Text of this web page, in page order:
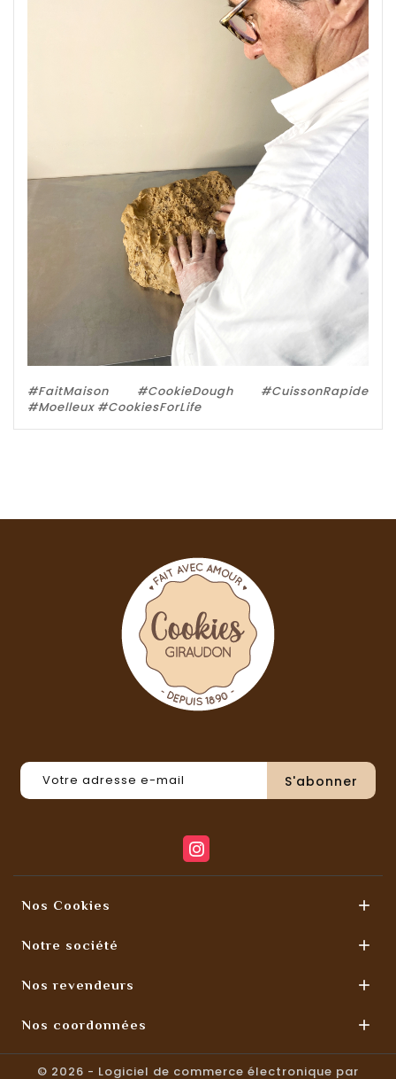
#FaitMaison #CookieDough #CuissonRapide
#Moelleux #CookiesForLife
Nos Cookies 
Notre société 
Nos revendeurs 
Nos coordonnées 
© 2026 - Logiciel de commerce électronique par